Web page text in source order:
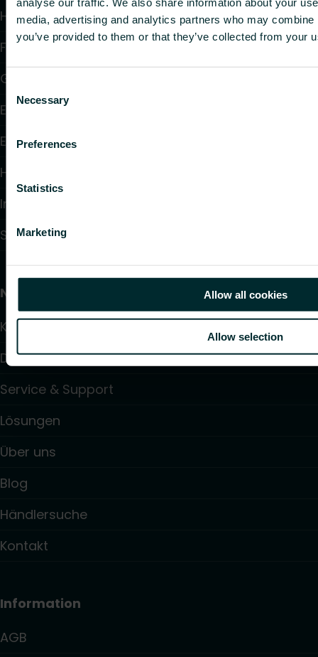
media, advertising and analytics partners who may
you’ve provided to them or that they’ve collected from your
Consent
Selection
Necessary
Preferences
Statistics
Marketing
Allow all cookies
Allow selection
Heizkörper
Flächenheizung und -kühlung
Gebläsekonvektoren
Elektroheizung
Elektronische Regelungen
Hydraulische Regelungen
Installationssystem
Schornstein- & Abgassysteme
Nützliche Links
Kalkulator
Downloads
Service & Support
Lösungen
Über uns
Blog
Händlersuche
Kontakt
Information
AGB